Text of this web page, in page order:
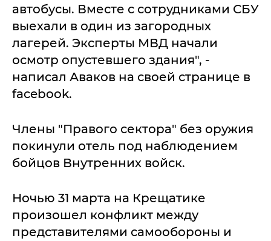
автобусы. Вместе с сотрудниками СБУ
выехали в один из загородных
лагерей. Эксперты МВД начали
осмотр опустевшего здания", -
написал Аваков на своей странице в
facebook.
Члены "Правого сектора" без оружия
покинули отель под наблюдением
бойцов Внутренних войск.
Ночью 31 марта на Крещатике
произошел конфликт между
представителями самообороны и